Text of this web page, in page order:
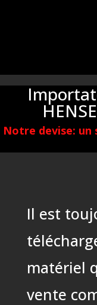
Notre devise: un
Il est
matériel
vente